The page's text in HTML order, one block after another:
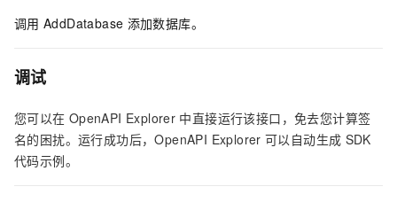
调用 AddDatabase 添加数据库。
调试
您可以在 OpenAPI Explorer 中直接运行该接口，免去您计算签
名的困扰。运行成功后，OpenAPI Explorer 可以自动生成 SDK
代码示例。